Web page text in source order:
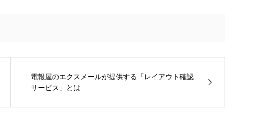
電報屋のエクスメールが提供する「レイアウト確認
サービス」とは